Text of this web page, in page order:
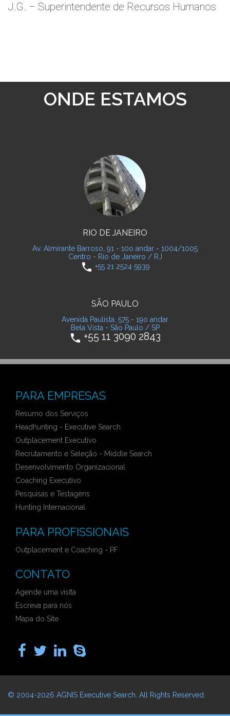
J.G. – Superintendente de Recursos Humanos
ONDE ESTAMOS
RIO DE JANEIRO
Av. Almirante Barroso, 91 - 10o andar - 1004/1005
Centro - Rio de Janeiro / RJ
phone +55 21 2524 5939
SÃO PAULO
Avenida Paulista, 575 - 19o andar
Bela Vista - São Paulo / SP
phone +55 11 3090 2843
PARA EMPRESAS
Resumo dos Serviços
Headhunting - Executive Search
Outplacement Executivo
Recrutamento e Seleção - Middle Search
Desenvolvimento Organizacional
Coaching Executivo
Pesquisas e Testagens
Hunting Internacional
PARA PROFISSIONAIS
Outplacement e Coaching - PF
CONTATO
Agende uma visita
Escreva para nós
Mapa do Site
© 2004-2026 AGNIS Executive Search . All Rights Reserved.